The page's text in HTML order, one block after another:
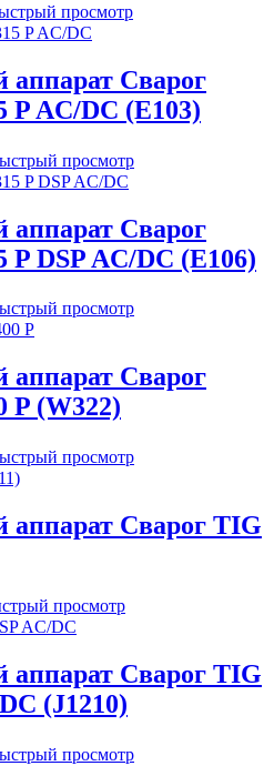
просмотр
аппарат Сварог
P AC/DC (E103)
просмотр
аппарат Сварог
DSP AC/DC (E106)
просмотр
аппарат Сварог
P (W322)
просмотр
аппарат Сварог TIG
просмотр
аппарат Сварог TIG
(J1210)
просмотр